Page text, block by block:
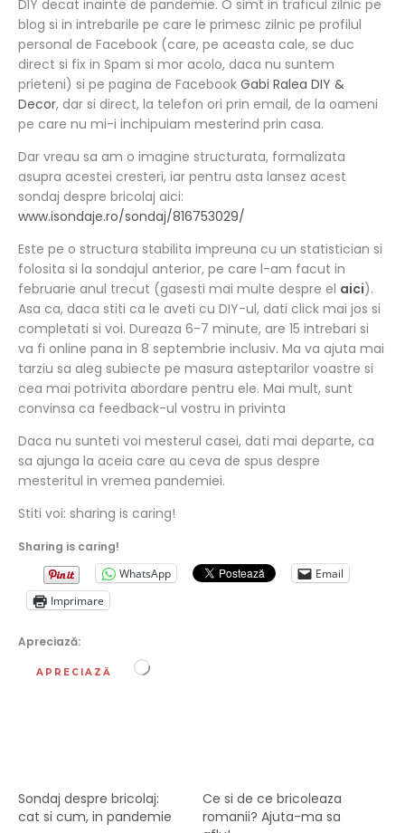
DIY decat inainte de pandemie. O simt in traficul zilnic pe
blog si in intrebarile pe care le primesc zilnic pe profilul
personal de Facebook (care, pe aceasta cale, se duc
direct si fix in Spam si mor acolo, daca nu suntem
prieteni) si pe pagina de Facebook Gabi Ralea DIY &
Decor, dar si direct, la telefon ori prin email, de la oameni
pe care nu mi-i inchipuiam mesterind prin casa.
Dar vreau sa am o imagine structurata, formalizata
asupra acestei cresteri, iar pentru asta lansez acest
sondaj despre bricolaj aici:
www.isondaje.ro/sondaj/816753029/
Este pe o structura stabilita impreuna cu un statistician si
folosita si la sondajul anterior, pe care l-am facut in
februarie anul trecut (gasesti mai multe despre el aici).
Asa ca, daca stiti ca le aveti cu DIY-ul, dati click mai jos si
completati si voi. Dureaza 6-7 minute, are 15 intrebari si
va fi online pana in 8 septembrie inclusiv. Ma va ajuta mai
tarziu sa aleg subiecte pe masura asteptarilor voastre si
cea mai potrivita abordare pentru ele. Mai mult, sunt
convinsa ca feedback-ul vostru in privinta
Daca nu sunteti voi mesterul casei, dati mai departe, ca
sa ajunga la aceia care au ceva de spus despre
mesteritul in vremea pandemiei.
Stiti voi: sharing is caring!
Sharing is caring!
WhatsApp
Email
Imprimare
Apreciază:
APRECIAZĂ Încarc...
Sondaj despre bricolaj:
cat si cum, in pandemie
Ce si de ce bricoleaza
romanii? Ajuta-ma sa